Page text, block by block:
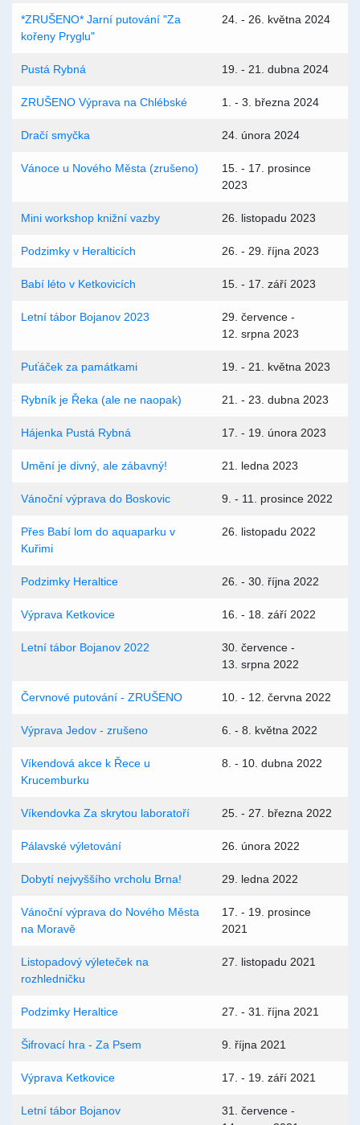
*ZRUŠENO* Jarní putování "Za
kořeny Pryglu"
24. - 26. května 2024
Pustá Rybná 19. - 21. dubna 2024
ZRUŠENO Výprava na Chlébské 1. - 3. března 2024
Dračí smyčka 24. února 2024
Vánoce u Nového Města (zrušeno)
15. - 17. prosince
2023
Mini workshop knižní vazby 26. listopadu 2023
Podzimky v Heralticích 26. - 29. října 2023
Babí léto v Ketkovicích 15. - 17. září 2023
Letní tábor Bojanov 2023
29. července -
12. srpna 2023
Puťáček za památkami 19. - 21. května 2023
Rybník je Řeka (ale ne naopak) 21. - 23. dubna 2023
Hájenka Pustá Rybná 17. - 19. února 2023
Umění je divný, ale zábavný! 21. ledna 2023
Vánoční výprava do Boskovic 9. - 11. prosince 2022
Přes Babí lom do aquaparku v
Kuřimi
26. listopadu 2022
Podzimky Heraltice 26. - 30. října 2022
Výprava Ketkovice 16. - 18. září 2022
Letní tábor Bojanov 2022
30. července -
13. srpna 2022
Červnové putování - ZRUŠENO 10. - 12. června 2022
Výprava Jedov - zrušeno 6. - 8. května 2022
Víkendová akce k Řece u
Krucemburku
8. - 10. dubna 2022
Víkendovka Za skrytou laboratoří 25. - 27. března 2022
Pálavské výletování 26. února 2022
Dobytí nejvyššího vrcholu Brna! 29. ledna 2022
Vánoční výprava do Nového Města
na Moravě
17. - 19. prosince
2021
Listopadový výleteček na
rozhledničku
27. listopadu 2021
Podzimky Heraltice 27. - 31. října 2021
Šifrovací hra - Za Psem 9. října 2021
Výprava Ketkovice 17. - 19. září 2021
Letní tábor Bojanov
31. července -